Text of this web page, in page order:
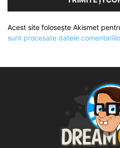
Acest site folosește Akismet
sunt procesate datele